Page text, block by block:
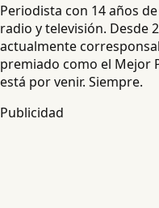
Periodista con 14 años
radio y televisión. Desde
actualmente
premiado como el Mejor
está por venir. Siempre.
Publicidad